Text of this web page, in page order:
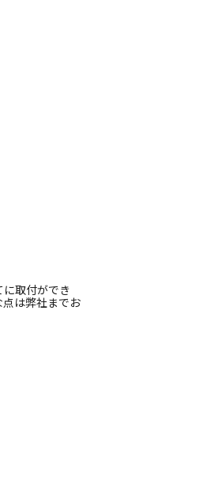
取付ができ
は弊社までお